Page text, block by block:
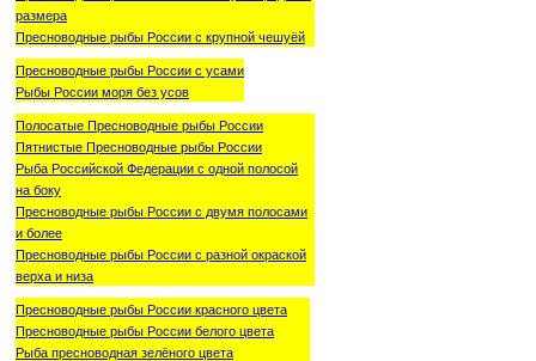
размера
Пресноводные рыбы России с крупной чешуёй
Пресноводные рыбы России с усами
Рыбы России моря без усов
Полосатые Пресноводные рыбы России
Пятнистые Пресноводные рыбы России
Рыба Российской Федерации с одной полосой
на боку
Пресноводные рыбы России с двумя полосами
и более
Пресноводные рыбы России с разной окраской
верха и низа
Пресноводные рыбы России красного цвета
Пресноводные рыбы России белого цвета
Рыба пресноводная зелёного цвета